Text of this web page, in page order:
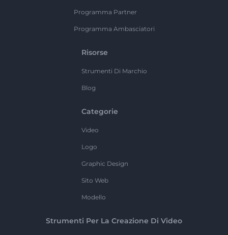
Programma Partner
Programma Ambasciatori
Risorse
Strumenti Di Marchio
Blog
Categorie
Video
Logo
Graphic Design
Sito Web
Modello
Strumenti Per La Creazione Di Video